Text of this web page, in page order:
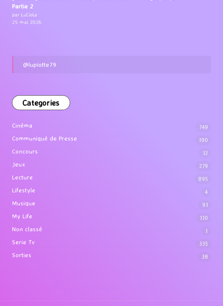
Partie 2
par LuCioLe
25 mai 2026
@lupiotte79
Categories
Cinéma 749
Communiqué de Presse 190
Concours 12
Jeux 279
Lecture 895
Lifestyle 4
Musique 91
My Life 110
Non classé 1
Serie Tv 335
Sorties 38